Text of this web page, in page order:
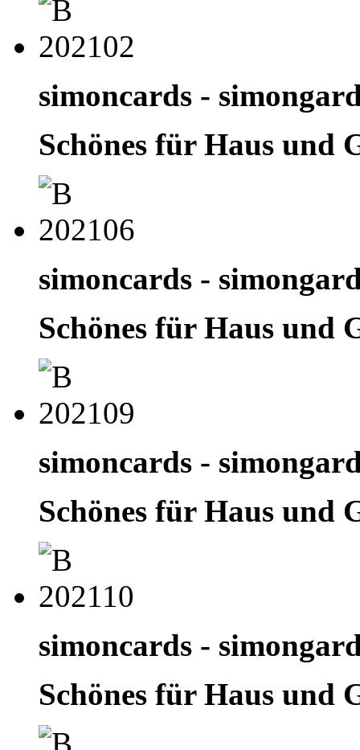
simoncards -
Schönes für Haus und
simoncards -
Schönes für Haus und
simoncards -
Schönes für Haus und
simoncards -
Schönes für Haus und